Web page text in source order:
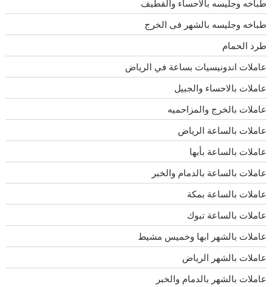
طباخه وجليسه بالاحساء والقطيف
طباخه وجليسه بالشهر فى الخرج
طرد الحمام
عاملات اندونيسيات بساعة في الرياض
عاملات بالاحساء والجبيل
عاملات بالخرج والمزاحميه
عاملات بالساعة الرياض
عاملات بالساعة بأبها
عاملات بالساعة بالدمام والخبر
عاملات بالساعة بمكة
عاملات بالساعة تبوك
عاملات بالشهر ابها وخميس مشيط
عاملات بالشهر الرياض
عاملات بالشهر بالدمام والخبر